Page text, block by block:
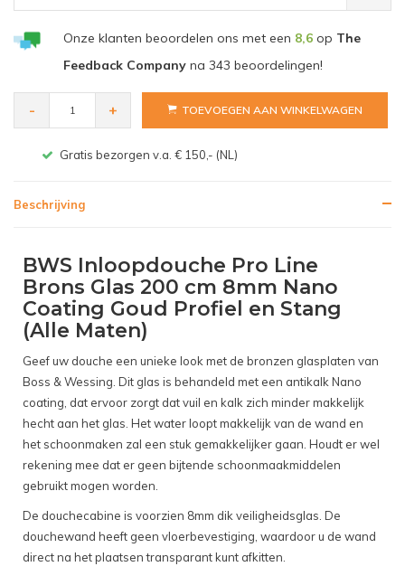
Nano Coating Goud Profiel en Stang - €340,00
Onze klanten beoordelen ons met een 8,6op The
Feedback Companyna 343 beoordelingen!
- + TOEVOEGEN AAN WINKELWAGEN
Gratis bezorgen v.a. € 150,- (NL)
Beschrijving
BWS Inloopdouche Pro Line
Brons Glas 200 cm 8mm Nano
Coating Goud Profiel en Stang
(Alle Maten)
Geef uw douche een unieke look met de bronzen glasplaten van
Boss & Wessing. Dit glas is behandeld met een antikalk Nano
coating, dat ervoor zorgt dat vuil en kalk zich minder makkelijk
hecht aan het glas. Het water loopt makkelijk van de wand en
het schoonmaken zal een stuk gemakkelijker gaan. Houdt er wel
rekening mee dat er geen bijtende schoonmaakmiddelen
gebruikt mogen worden.
De douchecabine is voorzien 8mm dik veiligheidsglas. De
douchewand heeft geen vloerbevestiging, waardoor u de wand
direct na het plaatsen transparant kunt afkitten.